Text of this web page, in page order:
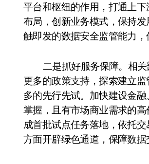
平台和枢纽的作用，打通上
布局，创新业务模式，保持
触即发的数据安全监管能力，
二是抓好服务保障。相
更多的政策支持，探索建立
多的先行先试。加快建设金
掌握，且有市场商业需求的
成首批试点任务落地，依托
方面开辟绿色通道，保障数据